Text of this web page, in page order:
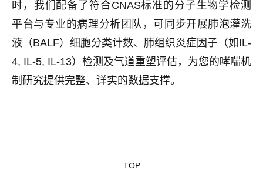
时，我们配备了符合CNAS标准的分子生物学检测
平台与专业的病理分析团队，可同步开展肺泡灌洗
液（BALF）细胞分类计数、肺组织炎症因子（如IL-
4, IL-5, IL-13）检测及气道重塑评估，为您的哮喘机
制研究提供完整、详实的数据支撑。
TOP